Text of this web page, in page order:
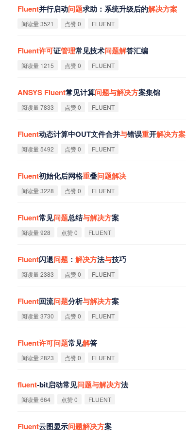
Fluent并行启动问题求助：系统升级后的解决方案‌
阅读量 3521 点赞 0 FLUENT
Fluent许可证管理常见技术问题解答汇编
阅读量 1215 点赞 0 FLUENT
ANSYS Fluent常见计算问题与解决方案集锦
阅读量 7833 点赞 0 FLUENT
Fluent动态计算中OUT文件合并与错误重开解决方案‌
阅读量 5492 点赞 0 FLUENT
Fluent初始化后网格重叠问题解决
阅读量 3228 点赞 0 FLUENT
Fluent常见问题总结与解决方案
阅读量 928 点赞 0 FLUENT
Fluent闪退问题 ： 解决方法与技巧
阅读量 2383 点赞 0 FLUENT
Fluent回流问题分析与解决方案
阅读量 3730 点赞 0 FLUENT
Fluent许可问题常见解答
阅读量 2823 点赞 0 FLUENT
fluent-bit启动常见问题与解决方法
阅读量 664 点赞 0 FLUENT
Fluent云图显示问题解决方案